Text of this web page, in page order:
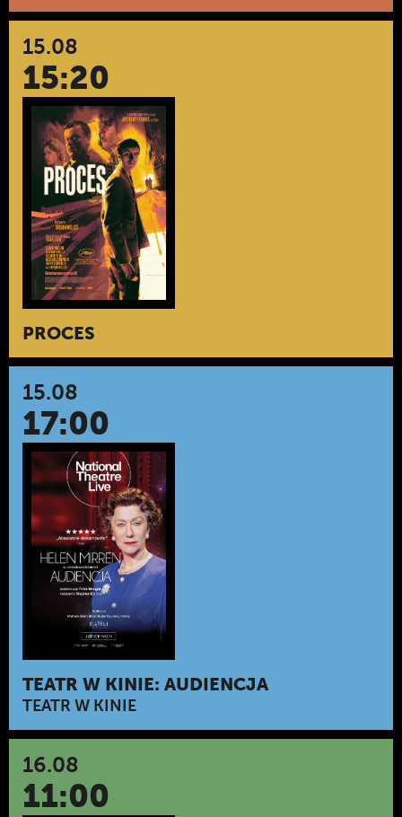
15.08
15:20
PROCES
15.08
17:00
TEATR W KINIE: AUDIENCJA
TEATR W KINIE
16.08
11:00